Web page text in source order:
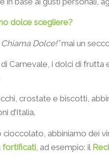
dolce scegliere?
Chiama Dolce!”mai un
Carnevale, i dolci di frutta
crostate e biscotti,
d’Italia.
cioccolato, abbiniamo dei
fortificati , ad esempio: il